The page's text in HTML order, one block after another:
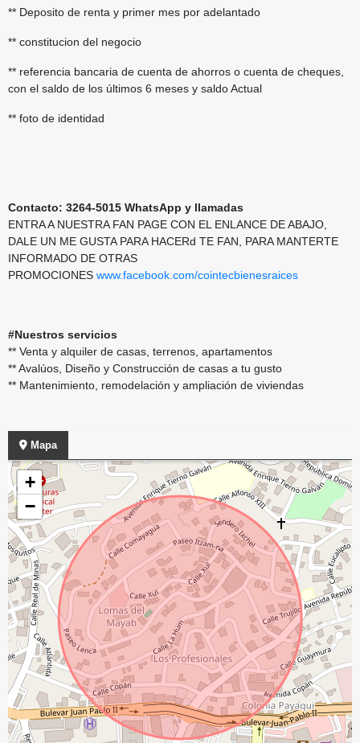
** Deposito de renta y primer mes por adelantado
** constitucion del negocio
** referencia bancaria de cuenta de ahorros o cuenta de cheques,
con el saldo de los últimos 6 meses y saldo Actual
** foto de identidad
Contacto: 3264-5015 WhatsApp y llamadas
ENTRA A NUESTRA FAN PAGE CON EL ENLANCE DE ABAJO,
DALE UN ME GUSTA PARA HACERd TE FAN, PARA MANTERTE
INFORMADO DE OTRAS
PROMOCIONES www.facebook.com/cointecbienesraices
#Nuestros servicios
** Venta y alquiler de casas, terrenos, apartamentos
** Avalúos, Diseño y Construcción de casas a tu gusto
** Mantenimiento, remodelación y ampliación de viviendas
Mapa
+
−